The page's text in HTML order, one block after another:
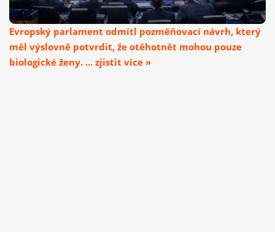
Evropský parlament odmítl pozměňovací návrh, který
měl výslovně potvrdit, že otěhotnět mohou pouze
biologické ženy. ... zjistit více »